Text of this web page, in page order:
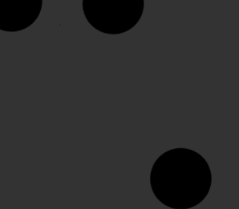
eröffnet neues Restaurant
italienisch: Das